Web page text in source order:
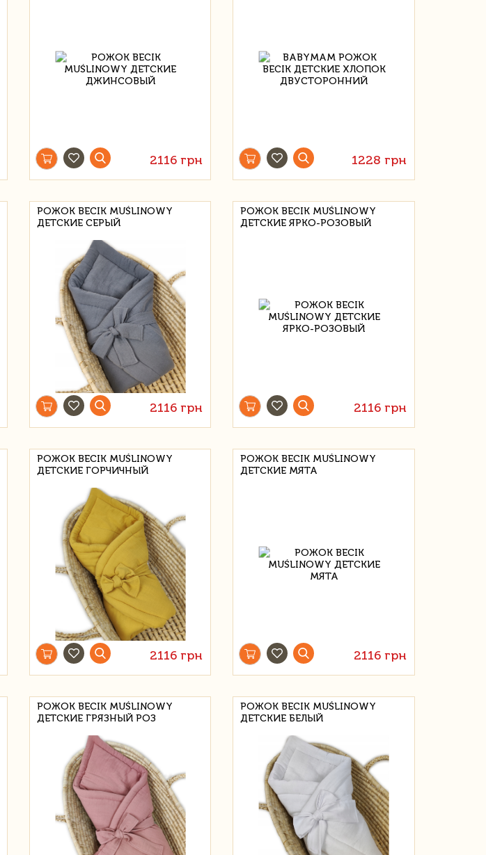
2116 грн 1228 грн
РОЖОК BECIK MUŚLINOWY
ДЕТСКИЕ СЕРЫЙ
2116 грн
РОЖОК BECIK MUŚLINOWY
ДЕТСКИЕ ЯРКО-РОЗОВЫЙ
2116 грн
РОЖОК BECIK MUŚLINOWY
ДЕТСКИЕ ГОРЧИЧНЫЙ
2116 грн
РОЖОК BECIK MUŚLINOWY
ДЕТСКИЕ МЯТА
2116 грн
РОЖОК BECIK MUŚLINOWY
ДЕТСКИЕ ГРЯЗНЫЙ РОЗ
РОЖОК BECIK MUŚLINOWY
ДЕТСКИЕ БЕЛЫЙ